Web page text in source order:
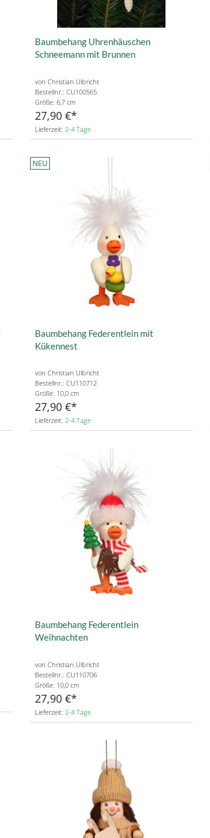
Baumbehang Uhrenhäuschen
Schneemann mit Brunnen
von Christian Ulbricht
Bestellnr.: CU100565
Größe: 6,7 cm
27,90 €
Lieferzeit: 2-4 Tage
NEU
Baumbehang Federentlein mit
Kükennest
von Christian Ulbricht
Bestellnr.: CU110712
Größe: 10,0 cm
27,90 €
Lieferzeit: 2-4 Tage
Baumbehang Federentlein
Weihnachten
von Christian Ulbricht
Bestellnr.: CU110706
Größe: 10,0 cm
27,90 €
Lieferzeit: 2-4 Tage